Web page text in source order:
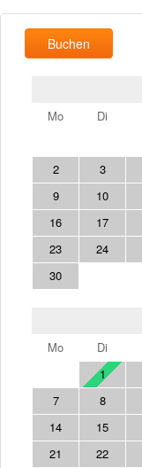
Buchen
Mo
Di
2
3
9
10
16
17
23
24
30
Mo
Di
1
7
8
14
15
21
22